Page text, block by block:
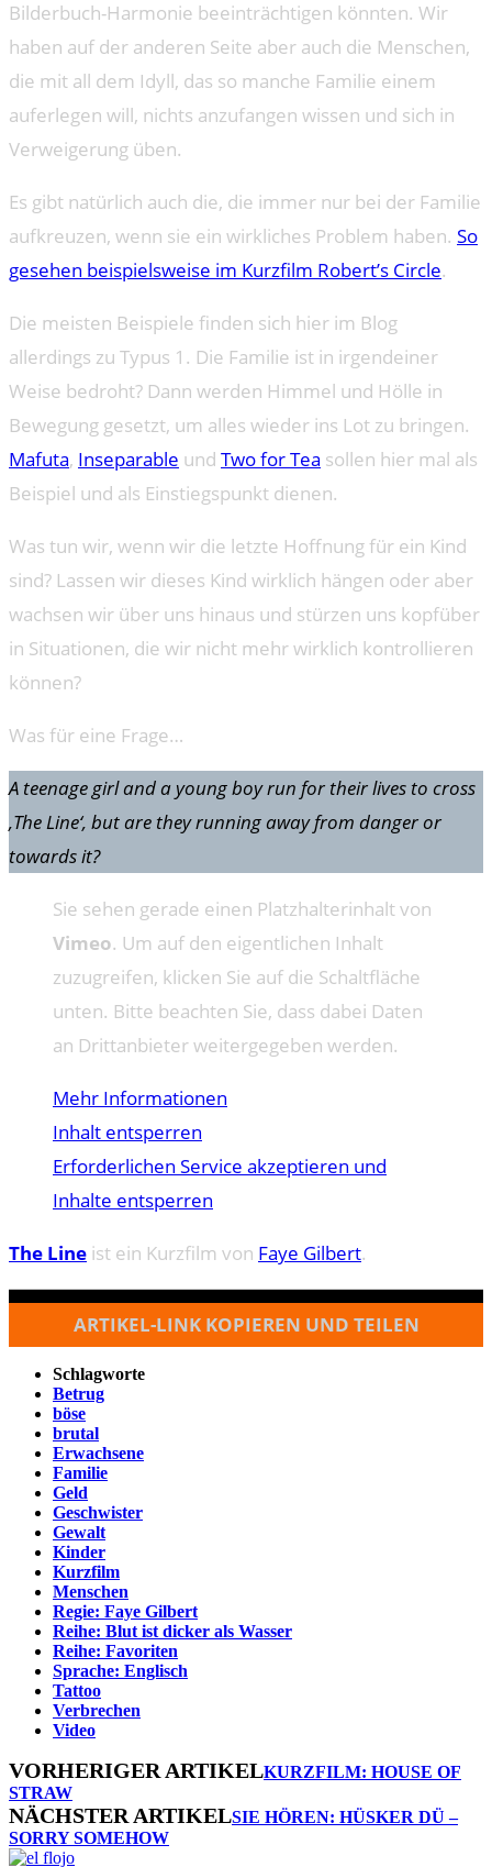
Bilderbuch-Harmonie beeinträchtigen könnten. Wir
haben auf der anderen Seite aber auch die Menschen,
die mit all dem Idyll, das so manche Familie einem
auferlegen will, nichts anzufangen wissen und sich in
Verweigerung üben.
Es gibt natürlich auch die, die immer nur bei der Familie
aufkreuzen, wenn sie ein wirkliches Problem haben. So
gesehen beispielsweise im Kurzfilm Robert’s Circle.
Die meisten Beispiele finden sich hier im Blog
allerdings zu Typus 1. Die Familie ist in irgendeiner
Weise bedroht? Dann werden Himmel und Hölle in
Bewegung gesetzt, um alles wieder ins Lot zu bringen.
Mafuta, Inseparable und Two for Tea sollen hier mal als
Beispiel und als Einstiegspunkt dienen.
Was tun wir, wenn wir die letzte Hoffnung für ein Kind
sind? Lassen wir dieses Kind wirklich hängen oder aber
wachsen wir über uns hinaus und stürzen uns kopfüber
in Situationen, die wir nicht mehr wirklich kontrollieren
können?
Was für eine Frage…
A teenage girl and a young boy run for their lives to cross
‚The Line‘, but are they running away from danger or
towards it?
Sie sehen gerade einen Platzhalterinhalt von
Vimeo. Um auf den eigentlichen Inhalt
zuzugreifen, klicken Sie auf die Schaltfläche
unten. Bitte beachten Sie, dass dabei Daten
an Drittanbieter weitergegeben werden.
Mehr Informationen
Inhalt entsperren
Erforderlichen Service akzeptieren und
Inhalte entsperren
The Line ist ein Kurzfilm von Faye Gilbert.
ARTIKEL-LINK KOPIEREN UND TEILEN
Schlagworte
Betrug
böse
brutal
Erwachsene
Familie
Geld
Geschwister
Gewalt
Kinder
Kurzfilm
Menschen
Regie: Faye Gilbert
Reihe: Blut ist dicker als Wasser
Reihe: Favoriten
Sprache: Englisch
Tattoo
Verbrechen
Video
VORHERIGER ARTIKELKURZFILM: HOUSE OF
STRAW
NÄCHSTER ARTIKELSIE HÖREN: HÜSKER DÜ –
SORRY SOMEHOW